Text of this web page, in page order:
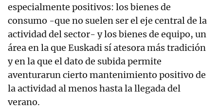
especialmente positivos: los bienes de
consumo -que no suelen ser el eje central de la
actividad del sector- y los bienes de equipo, un
área en la que Euskadi sí atesora más tradición
y en la que el dato de subida permite
aventurarun cierto mantenimiento positivo de
la actividad al menos hasta la llegada del
verano.